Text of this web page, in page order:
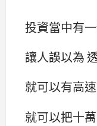
投資當中有
讓人誤以為
就可以有高
就可以把十